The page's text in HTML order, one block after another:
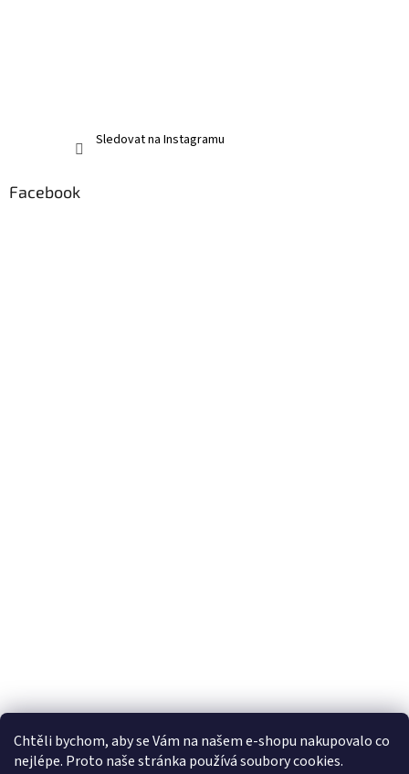
Chtěli bychom, aby se Vám na našem e-shopu nakupovalo co
nejlépe. Proto naše stránka používá soubory cookies.
Sledovat na Instagramu
Facebook